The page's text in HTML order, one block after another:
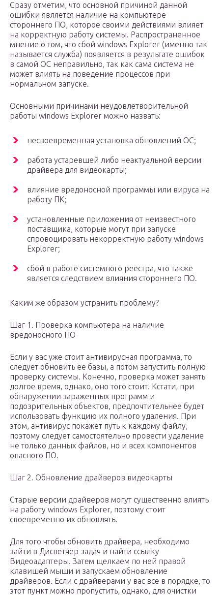
Сразу отметим, что основной причиной данной
ошибки является наличие на компьютере
стороннего ПО, которое своими действиями влияет
на корректную работу системы. Распространенное
мнение о том, что сбой windows Explorer (именно так
называется служба) появляется в результате ошибок
в самой ОС неправильно, так как сама система не
может влиять на поведение процессов при
нормальном запуске.
Основными причинами неудовлетворительной
работы windows Explorer можно назвать:
несвоевременная установка обновлений ОС;
работа устаревшей либо неактуальной версии
драйвера для видеокарты;
влияние вредоносной программы или вируса на
работу ПК;
установленные приложения от неизвестного
поставщика, которые могут при запуске
спровоцировать некорректную работу windows
Explorer;
сбой в работе системного реестра, что также
является следствием влияния стороннего ПО.
Каким же образом устранить проблему?
Шаг 1. Проверка компьютера на наличие
вредоносного ПО
Если у вас уже стоит антивирусная программа, то
следует обновить ее базы, а потом запустить полную
проверку системы. Конечно, проверка может занять
долгое время, однако, оно того стоит. Кстати, при
обнаружении зараженных программ и
подозрительных объектов, предпочтительнее будет
использовать функцию их полного удаления. При
этом, антивирус покажет путь к каждому файлу,
поэтому следует самостоятельно провести удаление
не только данных файлов, но и всех компонентов
опасного ПО.
Шаг 2. Обновление драйверов видеокарты
Старые версии драйверов могут существенно влиять
на работу windows Explorer, поэтому стоит
своевременно их обновлять.
Для того чтобы обновить драйвера, необходимо
зайти в Диспетчер задач и найти ссылку
Видеоадаптеры. Затем щелкаем по ней правой
клавишей мыши и запускаем обновление
драйверов. Если с драйверами у вас все в порядке, то
этот пункт можно пропустить, однако, для очистки